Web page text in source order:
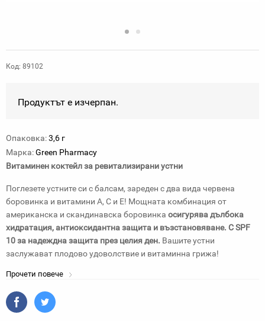
Код: 89102
Продуктът е изчерпан.
Опаковка:3,6 г
Марка:Green Pharmacy
Витаминен коктейл за ревитализирани устни
Поглезете устните си с балсам, зареден с два вида червена
боровинка и витамини А, С и Е! Мощната комбинация от
американска и скандинавска боровинка осигурява дълбока
хидратация, антиоксидантна защита и възстановяване. С SPF
10 за надеждна защита през целия ден. Вашите устни
заслужават плодово удоволствие и витаминна грижа!
Прочети повече